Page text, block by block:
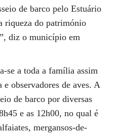
de barco pelo Estuário
riqueza do património
diz o município em
se a toda a família assim
observadores de aves. A
de barco por diversas
e as 12h00, no qual é
mergansos-de-